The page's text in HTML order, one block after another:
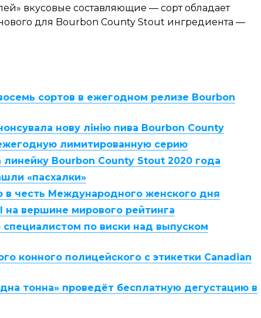
вкусовые составляющие — сорт обладает
для Bourbon County Stout ингредиента —
сортов в ежегодном релизе Bourbon
нову лінію пива Bourbon County
лимитированную серию
линейку Bourbon County Stout 2020 года
«пасхалки»
в честь Международного женского дня
на вершине мирового рейтинга
по виски над выпуском
конного полицейского с этикетки Canadian
тонна» проведёт бесплатную дегустацию в